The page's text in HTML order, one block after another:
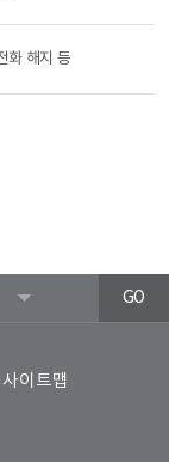
화 해지 등
사이트맵